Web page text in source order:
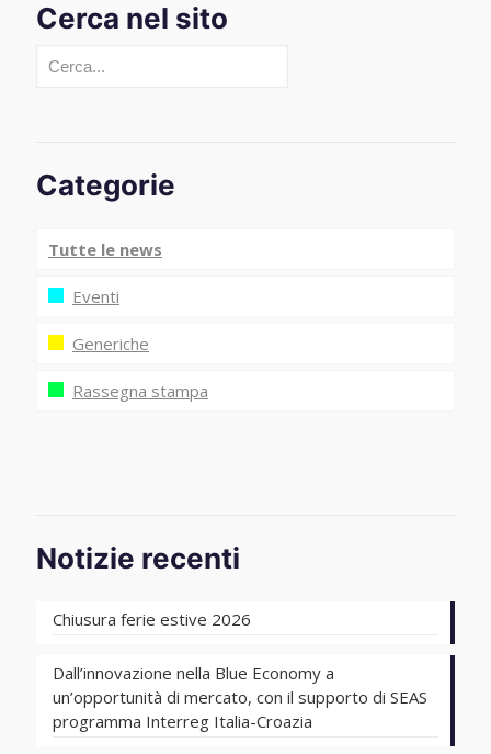
Cerca nel sito
Cerca
Categorie
Tutte le news
Eventi
Generiche
Rassegna stampa
Notizie recenti
Chiusura ferie estive 2026
Dall’innovazione nella Blue Economy a
un’opportunità di mercato, con il supporto di SEAS
programma Interreg Italia-Croazia